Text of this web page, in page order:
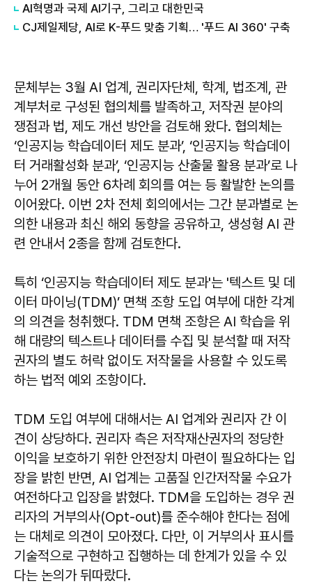
AI혁명과 국제 AI기구, 그리고 대한민국
CJ제일제당, AI로 K-푸드 맞춤 기획… '푸드 AI 360' 구축
문체부는 3월 AI 업계, 권리자단체, 학계, 법조계, 관
계부처로 구성된 협의체를 발족하고, 저작권 분야의
쟁점과 법, 제도 개선 방안을 검토해 왔다. 협의체는
‘인공지능 학습데이터 제도 분과’, ‘인공지능 학습데이
터 거래활성화 분과’, ‘인공지능 산출물 활용 분과’로 나
누어 2개월 동안 6차례 회의를 여는 등 활발한 논의를
이어왔다. 이번 2차 전체 회의에서는 그간 분과별로 논
의한 내용과 최신 해외 동향을 공유하고, 생성형 AI 관
련 안내서 2종을 함께 검토한다.
특히 ‘인공지능 학습데이터 제도 분과'는 '텍스트 및 데
이터 마이닝(TDM)’ 면책 조항 도입 여부에 대한 각계
의 의견을 청취했다. TDM 면책 조항은 AI 학습을 위
해 대량의 텍스트나 데이터를 수집 및 분석할 때 저작
권자의 별도 허락 없이도 저작물을 사용할 수 있도록
하는 법적 예외 조항이다.
TDM 도입 여부에 대해서는 AI 업계와 권리자 간 이
견이 상당하다. 권리자 측은 저작재산권자의 정당한
이익을 보호하기 위한 안전장치 마련이 필요하다는 입
장을 밝힌 반면, AI 업계는 고품질 인간저작물 수요가
여전하다고 입장을 밝혔다. TDM을 도입하는 경우 권
리자의 거부의사(Opt-out)를 준수해야 한다는 점에
는 대체로 의견이 모아졌다. 다만, 이 거부의사 표시를
기술적으로 구현하고 집행하는 데 한계가 있을 수 있
다는 논의가 뒤따랐다.